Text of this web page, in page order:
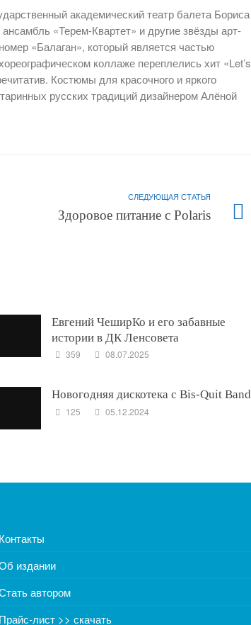
академический театр балета Бориса
«Терем-Квартет» и другие звёзды арт-
«Балаган», который является частью
коллаже переплелись хит «Let’s
Костюмы для красочного и яркого
русских традиций дизайнером Алёной
СЛЕДУЮЩАЯ СТАТЬЯ
Здоровое питание с Polaris
Евгений ЧеширКо и его забавные
истории в ДК Ленсовета
359 08.07.2025
Новогодняя дискотека с Bis-Quit Band
125 05.12.2024
Контакты
издании
автором
Прайс-лист >> скачать